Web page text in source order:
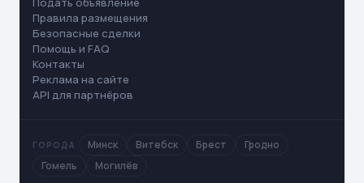
Правила размещения
Безопасные сделки
Помощь и FAQ
Контакты
Реклама на сайте
API для партнёров
ГОРОДА Минск Витебск Брест
Гродно
Гомель
Могилёв